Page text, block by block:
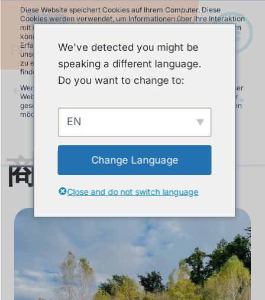
Diese Website speichert Cookies auf Ihrem Computer. Diese
Cookies werden verwendet, um Informationen über Ihre Interaktion
mit unserer Website zu erfassen und damit wir uns an Sie erinnern
können. Wir nutzen diese Informationen, um Ihre Website-
Erfahrung zu optimieren und um Analysen und Kennzahlen über
unsere Besucher auf dieser Website und anderen Medien-Seiten
zu erstellen. Mehr Infos über die von uns eingesetzten Cookies
finden Sie in unserer Datenschutzrichtlinie.
Wenn Sie ablehnen, werden Ihre Informationen beim Besuch dieser
Website nicht erfasst. Ein einzelnes Cookie wird in Ihrem Browser
gesetzt, um daran zu erinnern, dass Sie nicht nachverfolgt werden
möchten.
モジュラーパンプトラック
商品情報
We've detected you might be
speaking a different language.
Do you want to change to:
EN
Change Language
Close and do not switch language